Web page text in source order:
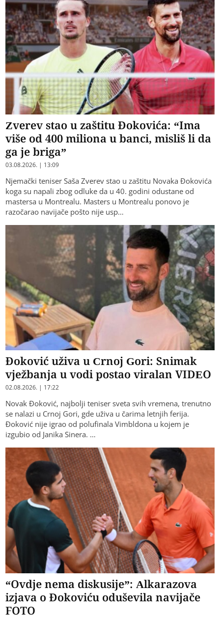
Zverev stao u zaštitu Đokovića: “Ima
više od 400 miliona u banci, misliš li da
ga je briga”
03.08.2026. | 13:09
Njemački teniser Saša Zverev stao u zaštitu Novaka Đokovića
koga su napali zbog odluke da u 40. godini odustane od
mastersa u Montrealu. Masters u Montrealu ponovo je
razočarao navijače pošto nije usp…
Đoković uživa u Crnoj Gori: Snimak
vježbanja u vodi postao viralan VIDEO
02.08.2026. | 17:22
Novak Đoković, najbolji teniser sveta svih vremena, trenutno
se nalazi u Crnoj Gori, gde uživa u čarima letnjih ferija.
Đoković nije igrao od polufinala Vimbldona u kojem je
izgubio od Janika Sinera. …
“Ovdje nema diskusije”: Alkarazova
izjava o Đokoviću oduševila navijače
FOTO